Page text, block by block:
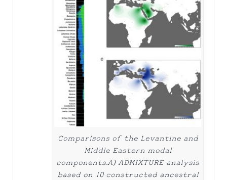
Comparisons of the Levantine and
Middle Eastern modal
components.A) ADMIXTURE analysis
based on 10 constructed ancestral